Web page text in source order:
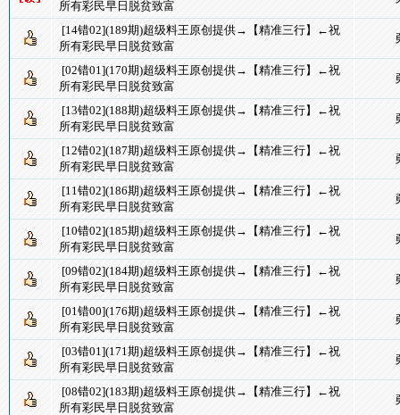
所有彩民早日脱贫致富
[14错02](189期)超级料王原创提供→【精准三行】←祝
所有彩民早日脱贫致富
[02错01](170期)超级料王原创提供→【精准三行】←祝
所有彩民早日脱贫致富
[13错02](188期)超级料王原创提供→【精准三行】←祝
所有彩民早日脱贫致富
[12错02](187期)超级料王原创提供→【精准三行】←祝
所有彩民早日脱贫致富
[11错02](186期)超级料王原创提供→【精准三行】←祝
所有彩民早日脱贫致富
[10错02](185期)超级料王原创提供→【精准三行】←祝
所有彩民早日脱贫致富
[09错02](184期)超级料王原创提供→【精准三行】←祝
所有彩民早日脱贫致富
[01错00](176期)超级料王原创提供→【精准三行】←祝
所有彩民早日脱贫致富
[03错01](171期)超级料王原创提供→【精准三行】←祝
所有彩民早日脱贫致富
[08错02](183期)超级料王原创提供→【精准三行】←祝
所有彩民早日脱贫致富